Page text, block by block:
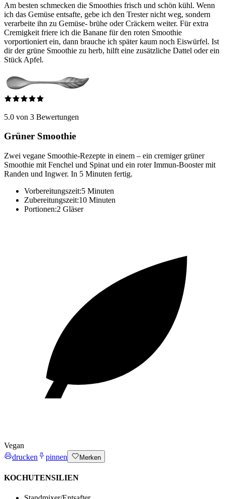
Am besten schmecken die Smoothies frisch und schön kühl. Wenn
ich das Gemüse entsafte, gebe ich den Trester nicht weg, sondern
verarbeite ihn zu Gemüse- brühe oder Cräckern weiter. Für extra
Cremigkeit friere ich die Banane für den roten Smoothie
vorportioniert ein, dann brauche ich später kaum noch Eiswürfel. Ist
dir der grüne Smoothie zu herb, hilft eine zusätzliche Dattel oder ein
Stück Apfel.
5.0 von 3 Bewertungen
Grüner Smoothie
Zwei vegane Smoothie-Rezepte in einem – ein cremiger grüner
Smoothie mit Fenchel und Spinat und ein roter Immun-Booster mit
Randen und Ingwer. In 5 Minuten fertig.
Vorbereitungszeit:5 Minuten
Zubereitungszeit:10 Minuten
Portionen:2 Gläser
Vegan
drucken
pinnen Merken
KOCHUTENSILIEN